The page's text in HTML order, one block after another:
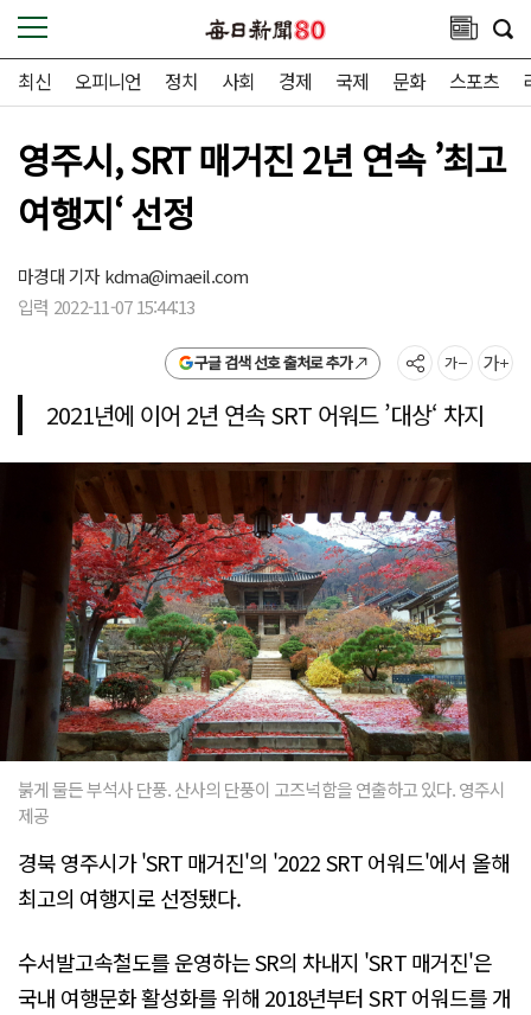
최신 오피니언 정치 사회 경제 국제 문화 스포츠
영주시, SRT 매거진 2년 연속 ’최고
여행지‘ 선정
마경대 기자kdma@imaeil.com
입력 2022-11-07 15:44:13
구글 검색 선호 출처로 추가
2021년에 이어 2년 연속 SRT 어워드 ’대상‘ 차지
붉게 물든 부석사 단풍. 산사의 단풍이 고즈넉함을 연출하고 있다. 영주시
제공
경북 영주시가 'SRT 매거진'의 '2022 SRT 어워드'에서 올해
최고의 여행지로 선정됐다.
수서발고속철도를 운영하는 SR의 차내지 'SRT 매거진'은
국내 여행문화 활성화를 위해 2018년부터 SRT 어워드를 개